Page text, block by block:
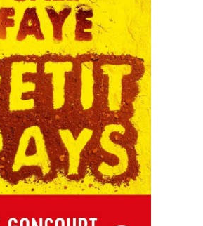
recommandés